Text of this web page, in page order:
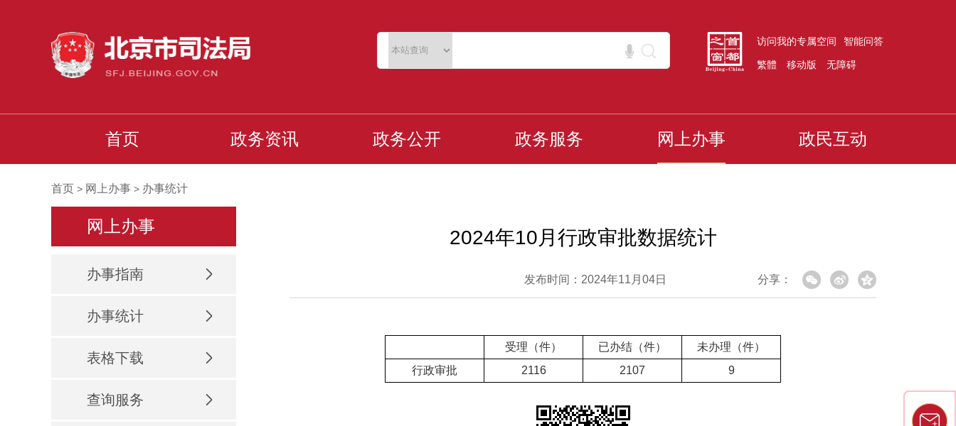
访问我的专属空间 智能问答
繁體 移动版 无障碍
首页 政务资讯 政务公开 政务服务 网上办事 政民互动
首页 > 网上办事 > 办事统计
网上办事
办事指南
办事统计
表格下载
查询服务
2024年10月行政审批数据统计
发布时间：2024年11月04日 分享：
受理（件） 已办结（件）
未办理（件）
行政审批
2116 2107 9